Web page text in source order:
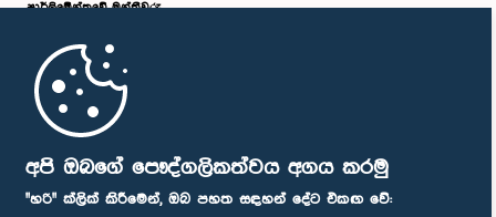
අපි ඔබගේ පෞද්ගලිකත්වය අගය කරමු
"හරි" ක්ලික් කිරීමෙන්, ඔබ පහත සඳහන් දේට එකඟ වේ:
පාර්ලි‌මේන්තුවේ මන්ත්‍රීවරු
මුල් පිටුව
පාර්ලිමේන්තු ජංගම යෙදුම